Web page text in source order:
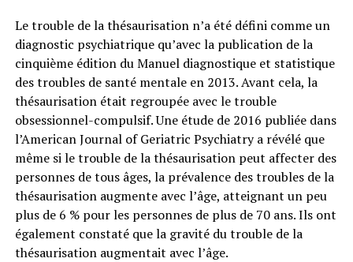
Le trouble de la thésaurisation n’a été défini comme un
diagnostic psychiatrique qu’avec la publication de la
cinquième édition du Manuel diagnostique et statistique
des troubles de santé mentale en 2013. Avant cela, la
thésaurisation était regroupée avec le trouble
obsessionnel-compulsif. Une étude de 2016 publiée dans
l’American Journal of Geriatric Psychiatry a révélé que
même si le trouble de la thésaurisation peut affecter des
personnes de tous âges, la prévalence des troubles de la
thésaurisation augmente avec l’âge, atteignant un peu
plus de 6 % pour les personnes de plus de 70 ans. Ils ont
également constaté que la gravité du trouble de la
thésaurisation augmentait avec l’âge.